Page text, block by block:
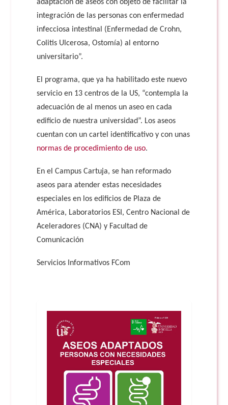
adaptación de aseos con objeto de facilitar la
integración de las personas con enfermedad
infecciosa intestinal (Enfermedad de Crohn,
Colitis Ulcerosa, Ostomía) al entorno
universitario”.
El programa, que ya ha habilitado este nuevo
servicio en 13 centros de la US, “contempla la
adecuación de al menos un aseo en cada
edificio de nuestra universidad”. Los aseos
cuentan con un cartel identificativo y con unas
normas de procedimiento de uso.
En el Campus Cartuja, se han reformado
aseos para atender estas necesidades
especiales en los edificios de Plaza de
América, Laboratorios ESI, Centro Nacional de
Aceleradores (CNA) y Facultad de
Comunicación
Servicios Informativos FCom